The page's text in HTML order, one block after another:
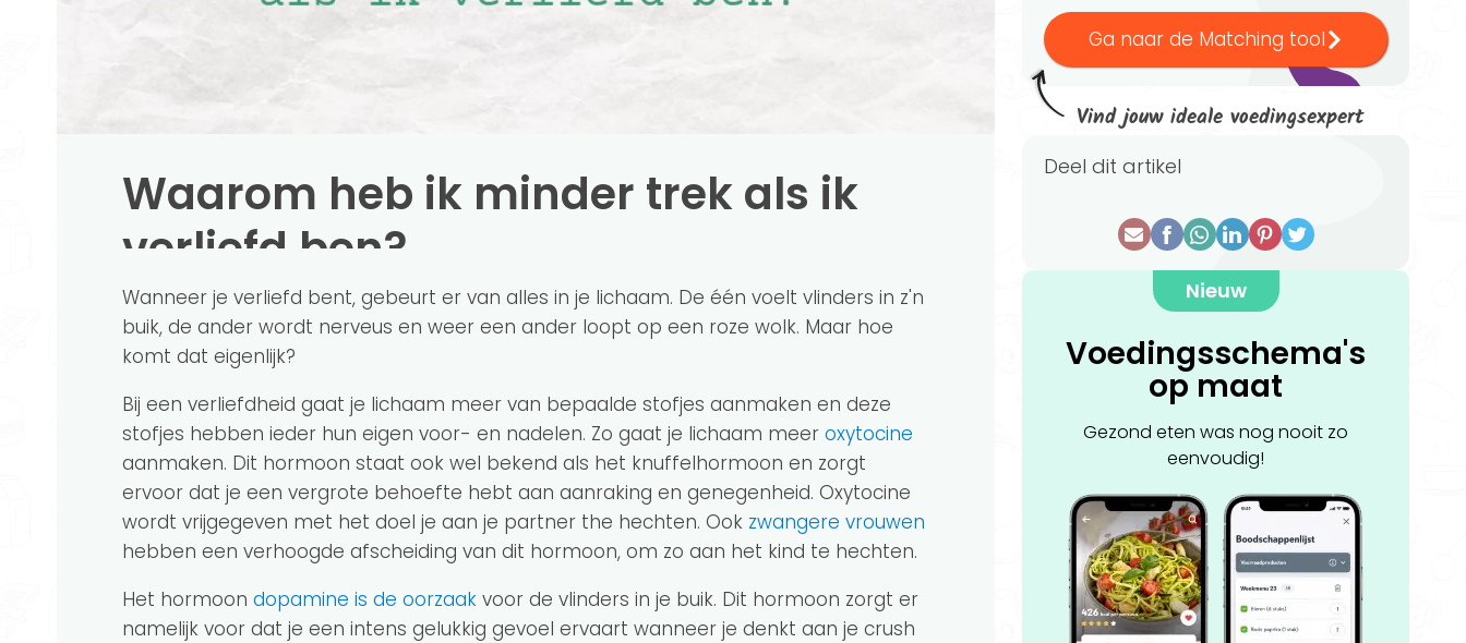
Waarom heb ik minder trek als ik
verliefd ben?
Wanneer je verliefd bent, gebeurt er van alles in je lichaam. De één voelt vlinders in z'n
buik, de ander wordt nerveus en weer een ander loopt op een roze wolk. Maar hoe
komt dat eigenlijk?
Bij een verliefdheid gaat je lichaam meer van bepaalde stofjes aanmaken en deze
stofjes hebben ieder hun eigen voor- en nadelen. Zo gaat je lichaam meer oxytocine
aanmaken. Dit hormoon staat ook wel bekend als het knuffelhormoon en zorgt
ervoor dat je een vergrote behoefte hebt aan aanraking en genegenheid. Oxytocine
wordt vrijgegeven met het doel je aan je partner the hechten. Ook zwangere vrouwen
hebben een verhoogde afscheiding van dit hormoon, om zo aan het kind te hechten.
Het hormoon dopamine is de oorzaak voor de vlinders in je buik. Dit hormoon zorgt er
namelijk voor dat je een intens gelukkig gevoel ervaart wanneer je denkt aan je crush
Ga naar de Matching tool
Vind jouw ideale voedingsexpert
Deel dit artikel
Nieuw
Voedingsschema's
op maat
Gezond eten was nog nooit zo
eenvoudig!